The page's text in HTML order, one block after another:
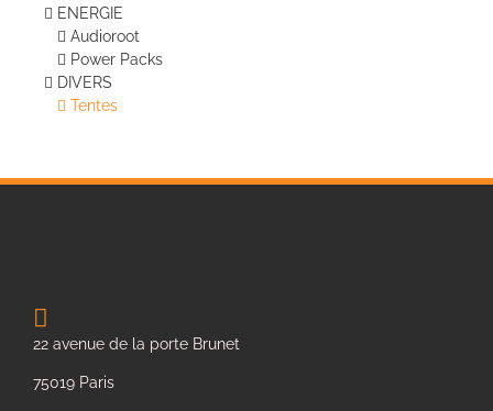
ENERGIE
Audioroot
Power Packs
DIVERS
Tentes
22 avenue de la porte Brunet
75019 Paris